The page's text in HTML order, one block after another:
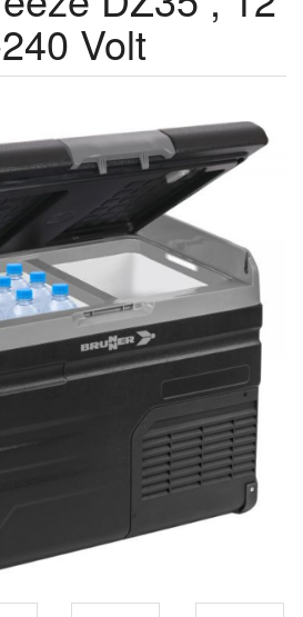
Volt